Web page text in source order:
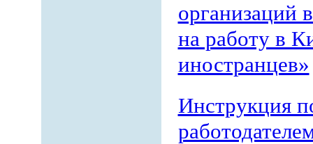
организаций
на работу в
иностранцев»
Инструкция